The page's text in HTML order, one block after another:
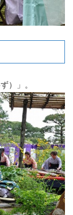
）」。